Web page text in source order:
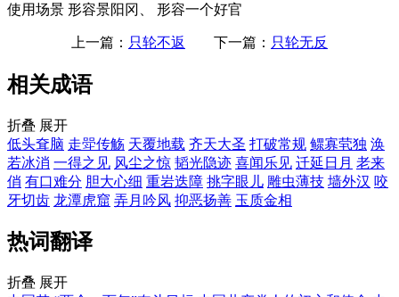
使用场景 形容景阳冈、 形容一个好官
上一篇： 只轮不返 下一篇： 只轮无反
相关成语
折叠 展开
低头耷脑 走斝传觞 天覆地载 齐天大圣 打破常规 鳏寡茕独 涣
若冰消 一得之见 风尘之惊 韬光隐迹 喜闻乐见 迁延日月 老来
俏 有口难分 胆大心细 重岩迭障 挑字眼儿 雕虫薄技 墙外汉 咬
牙切齿 龙潭虎窟 弄月吟风 抑恶扬善 玉质金相
热词翻译
折叠 展开